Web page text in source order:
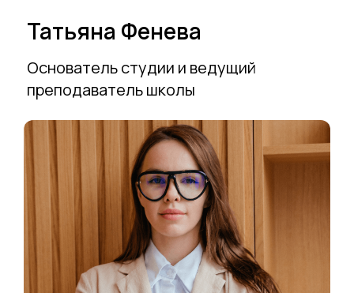
Основатель студии и ведущий
преподаватель школы
Татьяна Фенева